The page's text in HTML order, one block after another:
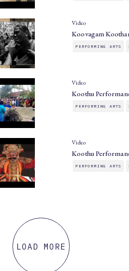
Video
Koovagam
PERFORMING ARTS
Video
Koothu
PERFORMING ARTS
Video
Koothu
PERFORMING ARTS
LOAD MORE